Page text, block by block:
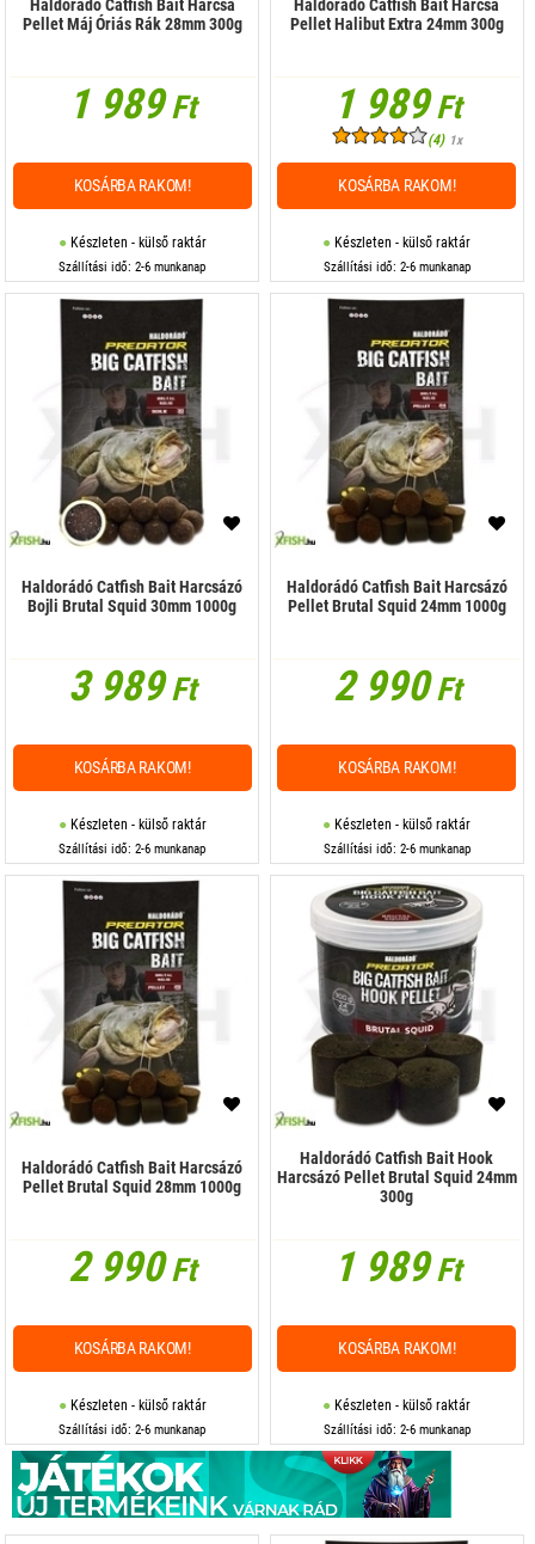
Haldorádó Catfish Bait Harcsa
Pellet Máj Óriás Rák 28mm 300g
1 989Ft
Készleten - külső raktár
Szállítási idő: 2-6 munkanap
KOSÁRBA RAKOM!
Haldorádó Catfish Bait Harcsa
Pellet Halibut Extra 24mm 300g
1 989Ft
(4) 1x
Készleten - külső raktár
Szállítási idő: 2-6 munkanap
KOSÁRBA RAKOM!
Haldorádó Catfish Bait Harcsázó
Bojli Brutal Squid 30mm 1000g
3 989Ft
Készleten - külső raktár
Szállítási idő: 2-6 munkanap
KOSÁRBA RAKOM!
Haldorádó Catfish Bait Harcsázó
Pellet Brutal Squid 24mm 1000g
2 990Ft
Készleten - külső raktár
Szállítási idő: 2-6 munkanap
KOSÁRBA RAKOM!
Haldorádó Catfish Bait Harcsázó
Pellet Brutal Squid 28mm 1000g
2 990Ft
Készleten - külső raktár
Szállítási idő: 2-6 munkanap
KOSÁRBA RAKOM!
Haldorádó Catfish Bait Hook
Harcsázó Pellet Brutal Squid 24mm
300g
1 989Ft
Készleten - külső raktár
Szállítási idő: 2-6 munkanap
KOSÁRBA RAKOM!